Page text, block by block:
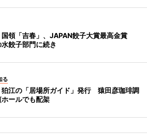
国領「吉春」、JAPAN餃子大賞最高金賞
餃子部門に続き
る
狛江の「居場所ガイド」発行 猿田彦珈琲調
ールでも配架